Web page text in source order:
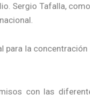
Sergio Tafalla,
para la
con las